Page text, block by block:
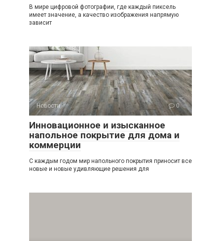
В мире цифровой фотографии, где каждый пиксель
имеет значение, а качество изображения напрямую
зависит
Новости 0
Инновационное и изысканное
напольное покрытие для дома и
коммерции
С каждым годом мир напольного покрытия приносит все
новые и новые удивляющие решения для